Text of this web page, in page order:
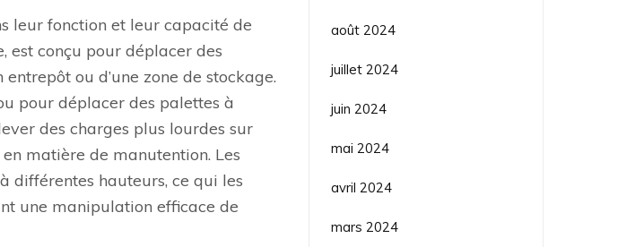
leur fonction et leur capacité de
est conçu pour déplacer des
ou d’une zone de stockage.
pour déplacer des palettes à
des charges plus lourdes sur
matière de manutention. Les
différentes hauteurs, ce qui les
une manipulation efficace de
août 2024
juillet 2024
juin 2024
mai 2024
avril 2024
mars 2024